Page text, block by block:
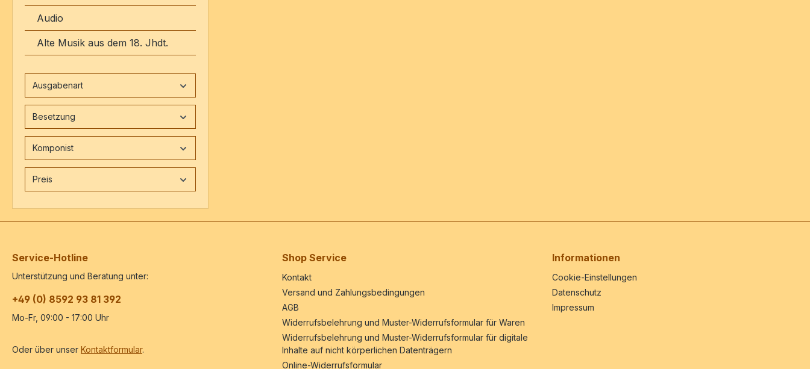
Audio
Alte Musik aus dem 18. Jhdt.
Ausgabenart
Besetzung
Komponist
Preis
Service-Hotline
Unterstützung und Beratung unter:
+49 (0) 8592 93 81 392
Mo-Fr, 09:00 - 17:00 Uhr
Oder über unser Kontaktformular.
Shop Service
Kontakt
Versand und Zahlungsbedingungen
AGB
Widerrufsbelehrung und Muster-Widerrufsformular für Waren
Widerrufsbelehrung und Muster-Widerrufsformular für digitale
Inhalte auf nicht körperlichen Datenträgern
Online-Widerrufsformular
Informationen
Cookie-Einstellungen
Datenschutz
Impressum